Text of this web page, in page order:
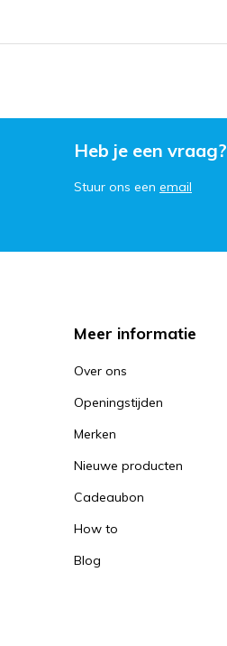
Heb je een vraag?
Stuur ons een email
Meer informatie
Over ons
Openingstijden
Merken
Nieuwe producten
Cadeaubon
How to
Blog